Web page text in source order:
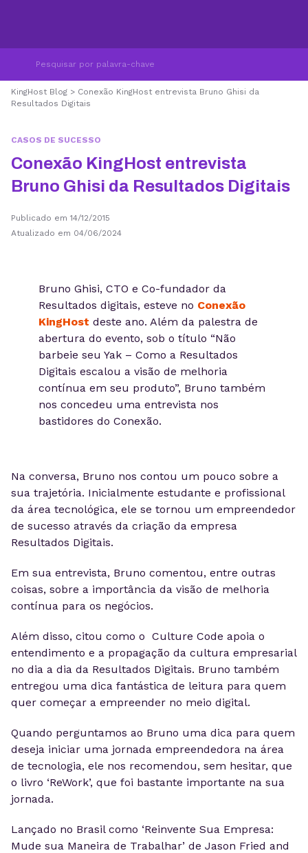
KingHost Blog > Conexão KingHost entrevista Bruno Ghisi da
Resultados Digitais
CASOS DE SUCESSO
Conexão KingHost entrevista
Bruno Ghisi da Resultados Digitais
Publicado em 14/12/2015
Atualizado em 04/06/2024
Bruno Ghisi, CTO e Co-fundador da
Resultados digitais, esteve no Conexão
KingHost deste ano. Além da palestra de
abertura do evento, sob o título “Não
barbeie seu Yak – Como a Resultados
Digitais escalou a visão de melhoria
contínua em seu produto”, Bruno também
nos concedeu uma entrevista nos
bastidores do Conexão.
Na conversa, Bruno nos contou um pouco sobre a
sua trajetória. Inicialmente estudante e profissional
da área tecnológica, ele se tornou um empreendedor
de sucesso através da criação da empresa
Resultados Digitais.
Em sua entrevista, Bruno comentou, entre outras
coisas, sobre a importância da visão de melhoria
contínua para os negócios.
Além disso, citou como o Culture Code apoia o
entendimento e a propagação da cultura empresarial
no dia a dia da Resultados Digitais. Bruno também
entregou uma dica fantástica de leitura para quem
quer começar a empreender no meio digital.
Quando perguntamos ao Bruno uma dica para quem
deseja iniciar uma jornada empreendedora na área
de tecnologia, ele nos recomendou, sem hesitar, que
o livro ‘ReWork’, que foi bastante importante na sua
jornada.
Lançado no Brasil como ‘Reinvente Sua Empresa:
Mude sua Maneira de Trabalhar’ de Jason Fried and